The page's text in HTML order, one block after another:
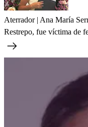
Aterrador | Ana María
Restrepo, fue víctima de